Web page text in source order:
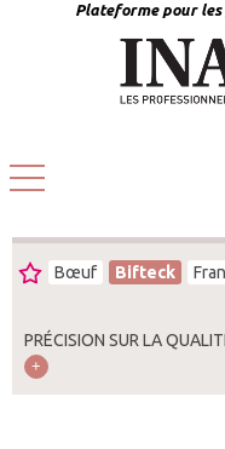
Plateforme pour
Bœuf Bifteck
PRÉCISION SUR LA